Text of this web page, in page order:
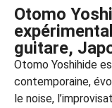
Otomo
guitare,
Otomo Yoshihide
contemporaine,
le noise,